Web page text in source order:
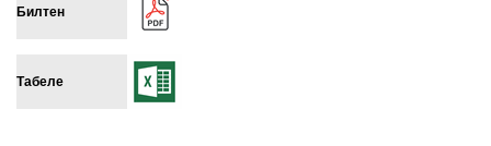
Билтен
Табеле